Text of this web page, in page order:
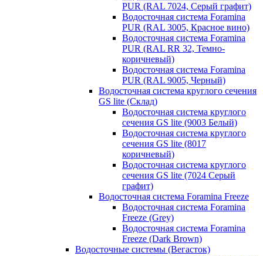
PUR (RAL 7024, Серый графит)
Водосточная система Foramina
PUR (RAL 3005, Красное вино)
Водосточная система Foramina
PUR (RAL RR 32, Темно-
коричневый)
Водосточная система Foramina
PUR (RAL 9005, Черный)
Водосточная система круглого сечения
GS lite (Склад)
Водосточная система круглого
сечения GS lite (9003 Белый)
Водосточная система круглого
сечения GS lite (8017
коричневый)
Водосточная система круглого
сечения GS lite (7024 Серый
графит)
Водосточная система Foramina Freeze
Водосточная система Foramina
Freeze (Grey)
Водосточная система Foramina
Freeze (Dark Brown)
Водосточные системы (Вегасток)